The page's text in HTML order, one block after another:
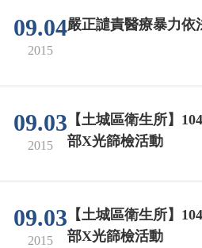
09.04
2015
嚴正譴責醫療暴力依
09.03
2015
【土城區衛生所】
部X光篩檢活動
09.03
2015
【土城區衛生所】
部X光篩檢活動